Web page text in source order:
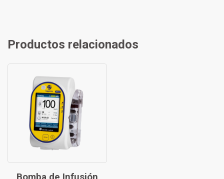
Productos relacionados